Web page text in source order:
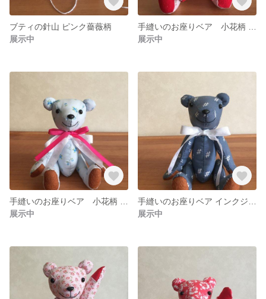
ブティの針山 ピンク薔薇柄
展示中
展示中
展示中
展示中